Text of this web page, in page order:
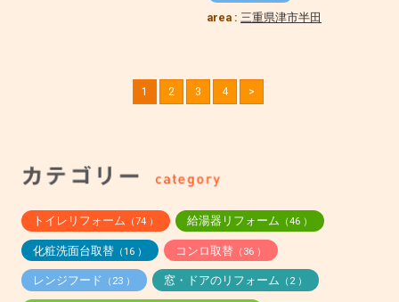
area : 三重県津市半田
1 2 3 4 >
トイレリフォーム （74 ） 給湯器リフォーム （46 ）
化粧洗面台取替（16 ） コンロ取替 （36 ）
レンジフード （23 ） 窓・ドアのリフォーム （2 ）